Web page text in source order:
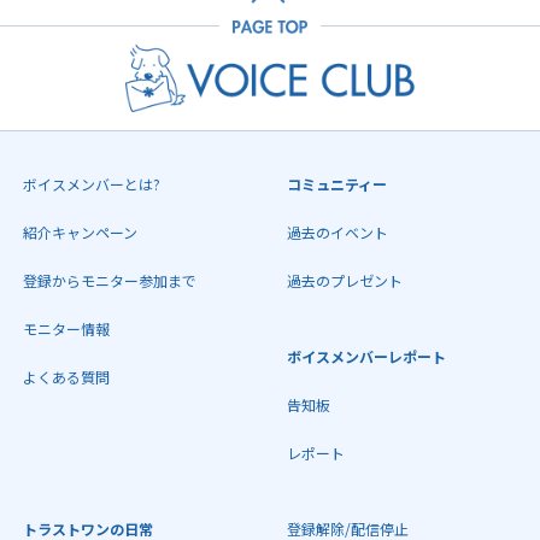
ボイスメンバーとは?
紹介キャンペーン
登録からモニター参加まで
モニター情報
よくある質問
コミュニティー
過去のイベント
過去のプレゼント
ボイスメンバーレポート
告知板
レポート
トラストワンの日常 登録解除/配信停止